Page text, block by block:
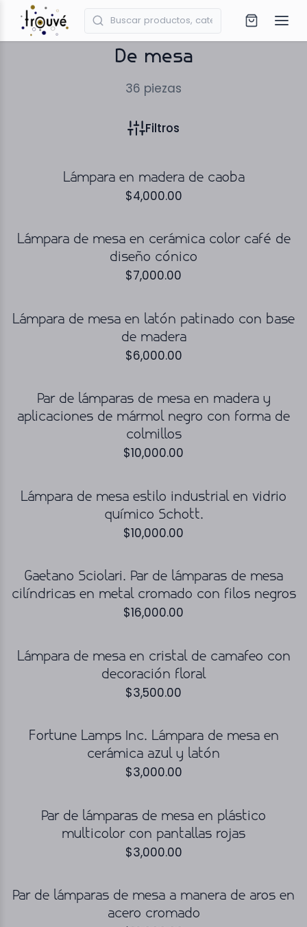
De mesa
36 piezas
Filtros
Lámpara en madera de caoba
$4,000.00
Lámpara de mesa en cerámica color café de
diseño cónico
$7,000.00
Lámpara de mesa en latón patinado con base
de madera
$6,000.00
Par de lámparas de mesa en madera y
aplicaciones de mármol negro con forma de
colmillos
$10,000.00
Lámpara de mesa estilo industrial en vidrio
químico Schott.
$10,000.00
Gaetano Sciolari. Par de lámparas de mesa
cilíndricas en metal cromado con filos negros
$16,000.00
Lámpara de mesa en cristal de camafeo con
decoración floral
$3,500.00
Fortune Lamps Inc. Lámpara de mesa en
cerámica azul y latón
$3,000.00
Par de lámparas de mesa en plástico
multicolor con pantallas rojas
$3,000.00
Par de lámparas de mesa a manera de aros en
acero cromado